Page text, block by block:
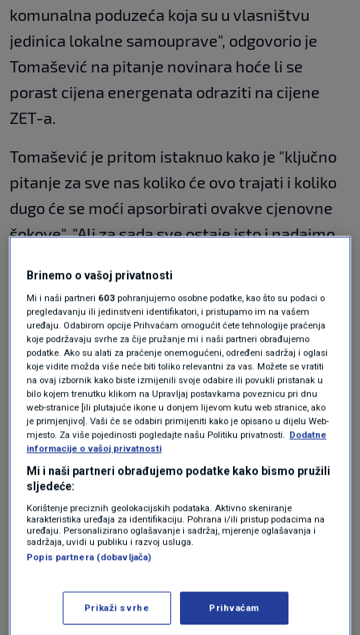
komunalna poduzeća koja su u vlasništvu
jedinica lokalne samouprave", odgovorio je
Tomašević na pitanje novinara hoće li se
porast cijena energenata odraziti na cijene
ZET-a.
Tomašević je pritom istaknuo kako je "ključno
pitanje za sve nas koliko će ovo trajati i koliko
dugo će se moći apsorbirati ovakve cjenovne
šokove". "Ali za sada sve ostaje isto i nadajmo
istoku završiti", dodao je.
U Zagrebu počela gradnja najveće
punionice električnih autobusa u
Hrvatskoj: "Simboličan korak"
VIJESTI 25. ožu.
Komentirajući podizanje kreditnog rejtinga
Hrvatske, a potom i Grada Zagreba, Tomašević
je rekao kako mu je drago da je Hrvatskoj
dignut kreditni rejtingi da je najbolji u
povijesti, kao što je najbolji u povijesti i kad je
riječ o Gradu Zagrebu.
Ocijenio je kako se ne može reći da te dvije
stvari nisu povezane, ali nisu ni automatske,
Brinemo o vašoj privatnosti
Mi i naši partneri 603 pohranjujemo osobne podatke, kao što su podaci o
pregledavanju ili jedinstveni identifikatori, i pristupamo im na vašem
uređaju. Odabirom opcije Prihvaćam omogućit ćete tehnologije praćenja
koje podržavaju svrhe za čije pružanje mi i naši partneri obrađujemo
podatke. Ako su alati za praćenje onemogućeni, određeni sadržaj i oglasi
koje vidite možda više neće biti toliko relevantni za vas. Možete se vratiti
na ovaj izbornik kako biste izmijenili svoje odabire ili povukli pristanak u
bilo kojem trenutku klikom na Upravljaj postavkama poveznicu pri dnu
web-stranice [ili plutajuće ikone u donjem lijevom kutu web stranice, ako
je primjenjivo]. Vaši će se odabiri primijeniti kako je opisano u dijelu Web-
mjesto. Za više pojedinosti pogledajte našu Politiku privatnosti. Dodatne
informacije o vašoj privatnosti
Mi i naši partneri obrađujemo podatke kako bismo pružili
sljedeće:
Korištenje preciznih geolokacijskih podataka. Aktivno skeniranje
karakteristika uređaja za identifikaciju. Pohrana i/ili pristup podacima na
uređaju. Personalizirano oglašavanje i sadržaj, mjerenje oglašavanja i
sadržaja, uvidi u publiku i razvoj usluga.
Popis partnera (dobavljača)
Prikaži svrhe Prihvaćam